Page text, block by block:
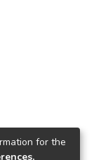
for the